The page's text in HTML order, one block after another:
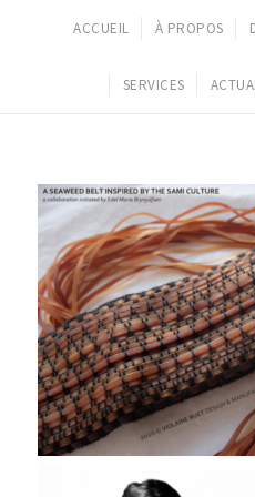
ACCUEIL À PROPOS
SERVICES